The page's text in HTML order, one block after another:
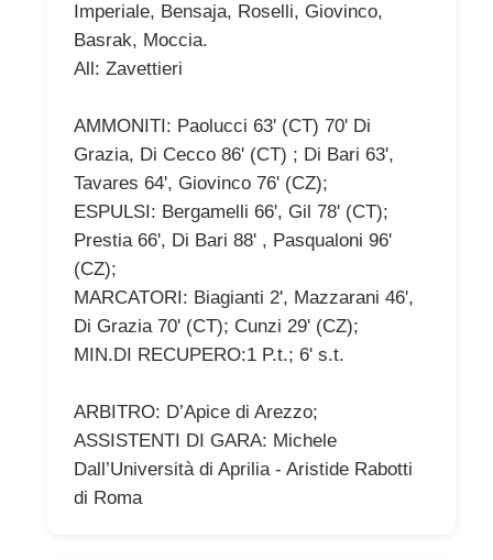
Imperiale, Bensaja, Roselli, Giovinco,
Basrak, Moccia.
All: Zavettieri
AMMONITI: Paolucci 63' (CT) 70' Di
Grazia, Di Cecco 86' (CT) ; Di Bari 63',
Tavares 64', Giovinco 76' (CZ);
ESPULSI: Bergamelli 66', Gil 78' (CT);
Prestia 66', Di Bari 88' , Pasqualoni 96'
(CZ);
MARCATORI: Biagianti 2', Mazzarani 46',
Di Grazia 70' (CT); Cunzi 29' (CZ);
MIN.DI RECUPERO:1 P.t.; 6' s.t.
ARBITRO: D’Apice di Arezzo;
ASSISTENTI DI GARA: Michele
Dall’Università di Aprilia - Aristide Rabotti
di Roma